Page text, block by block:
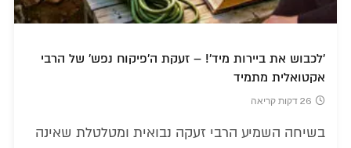
'לכבוש את ביירות מיד'! – זעקת ה'פיקוח נפש' של הרבי
אקטואלית מתמיד
26 דקות קריאה
בשיחה השמיע הרבי זעקה נבואית ומטלטלת שאינה